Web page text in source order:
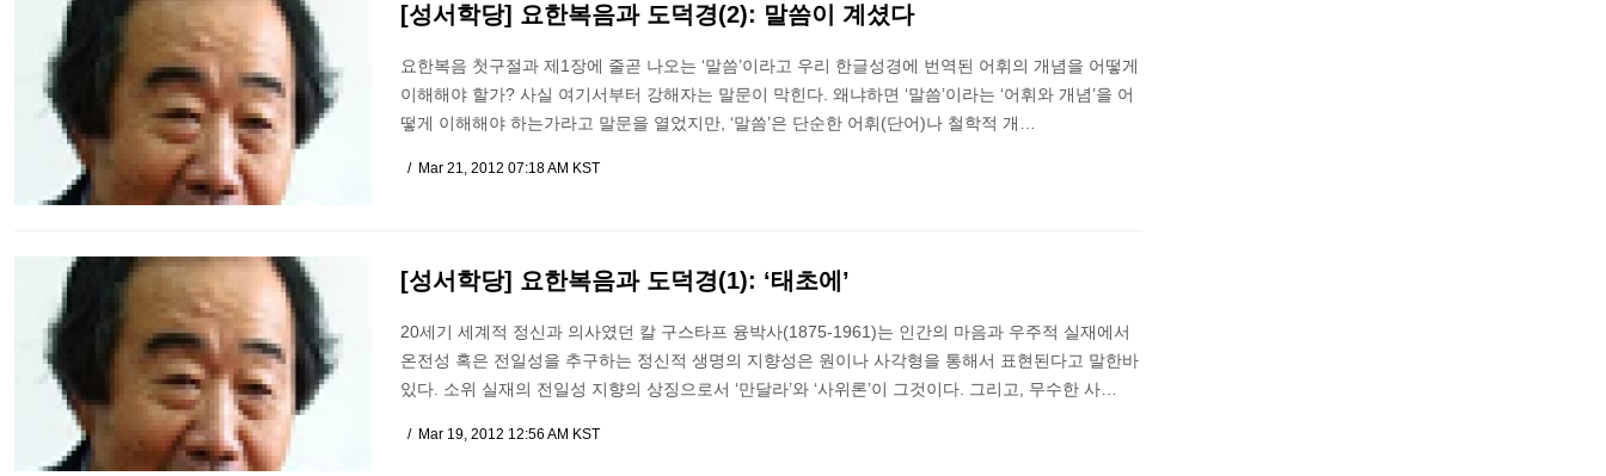
[성서학당] 요한복음과 도덕경(2): 말씀이 계셨다
요한복음 첫구절과 제1장에 줄곧 나오는 ‘말씀’이라고 우리 한글성경에 번역된 어휘의 개념을 어떻게
이해해야 할가? 사실 여기서부터 강해자는 말문이 막힌다. 왜냐하면 ‘말씀’이라는 ‘어휘와 개념’을 어
떻게 이해해야 하는가라고 말문을 열었지만, ‘말씀’은 단순한 어휘(단어)나 철학적 개…
Mar 21, 2012 07:18 AM KST
[성서학당] 요한복음과 도덕경(1): ‘태초에’
20세기 세계적 정신과 의사였던 칼 구스타프 융박사(1875-1961)는 인간의 마음과 우주적 실재에서
온전성 혹은 전일성을 추구하는 정신적 생명의 지향성은 원이나 사각형을 통해서 표현된다고 말한바
있다. 소위 실재의 전일성 지향의 상징으로서 ‘만달라’와 ‘사위론’이 그것이다. 그리고, 무수한 사…
Mar 19, 2012 12:56 AM KST